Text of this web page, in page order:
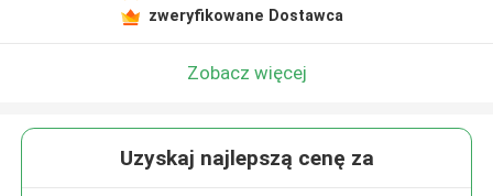
zweryfikowane Dostawca
Zobacz więcej
Uzyskaj najlepszą cenę za